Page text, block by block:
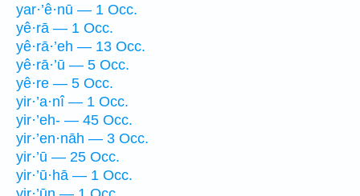
yar·’ê·nū — 1 Occ.
yê·rā — 1 Occ.
yê·rā·’eh — 13 Occ.
yê·rā·’ū — 5 Occ.
yê·re — 5 Occ.
yir·’a·nî — 1 Occ.
yir·’eh- — 45 Occ.
yir·’en·nāh — 3 Occ.
yir·’ū — 25 Occ.
yir·’ū·hā — 1 Occ.